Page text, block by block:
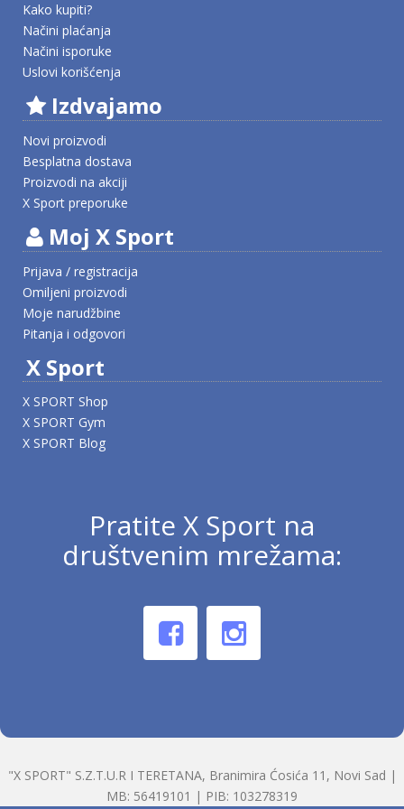
Kako kupiti?
Načini plaćanja
Načini isporuke
Uslovi korišćenja
Izdvajamo
Novi proizvodi
Besplatna dostava
Proizvodi na akciji
X Sport preporuke
Moj X Sport
Prijava / registracija
Omiljeni proizvodi
Moje narudžbine
Pitanja i odgovori
X Sport
X SPORT Shop
X SPORT Gym
X SPORT Blog
Pratite X Sport na
društvenim mrežama:
"X SPORT" S.Z.T.U.R I TERETANA, Branimira Ćosića 11, Novi Sad |
MB: 56419101 | PIB: 103278319